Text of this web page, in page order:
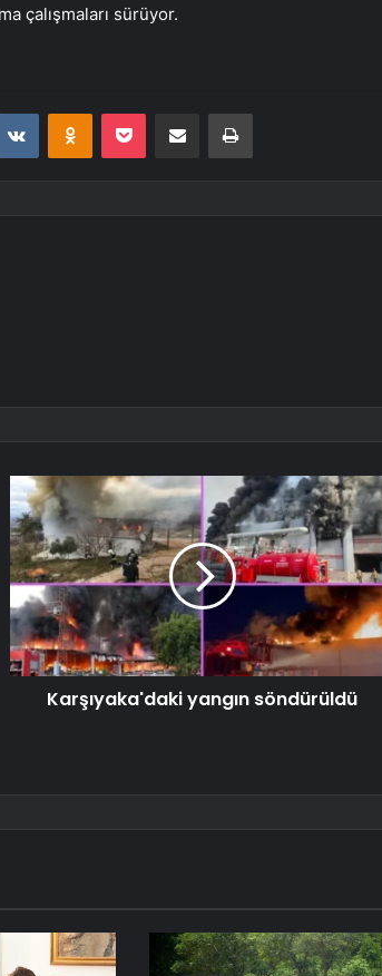
çalışmaları sürüyor.
VKontakteOdnoklassniki
Pocket E-Posta ile paylaş Yazdır
Karşıyaka'daki yangın söndürüldü